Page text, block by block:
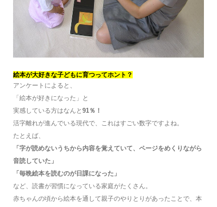
絵本が大好きな子どもに育つってホント？
アンケートによると、
「絵本が好きになった」と
実感している方はなんと 91％！
活字離れが進んでいる現代で、これはすごい数字ですよね。
たとえば、
「字が読めないうちから内容を覚えていて、ページをめくりながら
音読していた」
「毎晩絵本を読むのが日課になった」
など、読書が習慣になっている家庭がたくさん。
赤ちゃんの頃から絵本を通して親子のやりとりがあったことで、本